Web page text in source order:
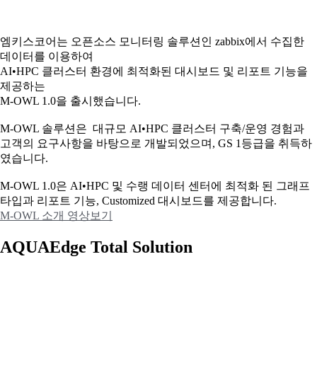
엠키스코어는 오픈소스 모니터링 솔루션인 zabbix에서 수집한
데이터를 이용하여
AI•HPC 클러스터 환경에 최적화된 대시보드 및 리포트 기능을
제공하는
M-OWL 1.0을 출시했습니다.
M-OWL 솔루션은 대규모 AI•HPC 클러스터 구축/운영 경험과
고객의 요구사항을 바탕으로 개발되었으며, GS 1등급을 취득하
였습니다.
M-OWL 1.0은 AI•HPC 및 수랭 데이터 센터에 최적화 된 그래프
타입과 리포트 기능, Customized 대시보드를 제공합니다.
M-OWL 소개 영상보기
AQUAEdge Total Solution